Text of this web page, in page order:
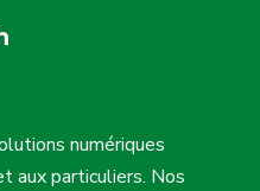
numériques
aux particuliers. Nos